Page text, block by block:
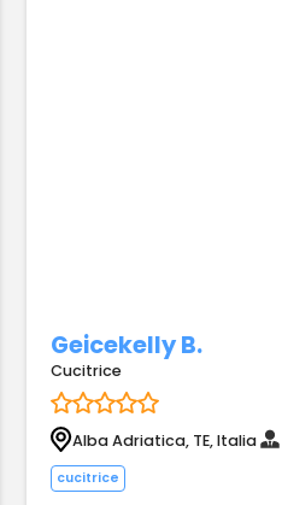
Geicekelly B.
Cucitrice
Alba Adriatica, TE, Italia
cucitrice